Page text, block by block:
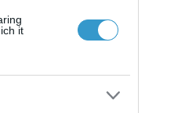
it
ότι πάσχουν από τη
να το εμφανίσει,
γωνίας), όσοι έχουν